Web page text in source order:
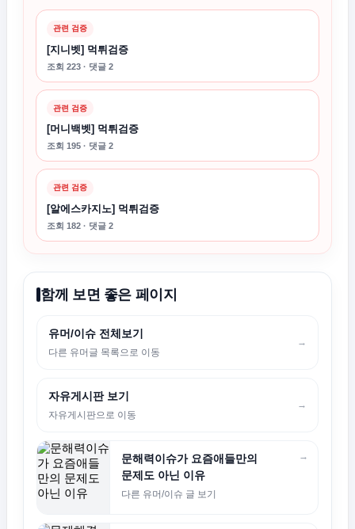
관련 검증
[지니벳] 먹튀검증
조회 223 · 댓글 2
관련 검증
[머니백벳] 먹튀검증
조회 195 · 댓글 2
관련 검증
[알에스카지노] 먹튀검증
조회 182 · 댓글 2
함께 보면 좋은 페이지
유머/이슈 전체보기
다른 유머글 목록으로 이동
→
자유게시판 보기
자유게시판으로 이동
→
문해력이슈가 요즘애들만의
문제도 아닌 이유
다른 유머/이슈 글 보기
→